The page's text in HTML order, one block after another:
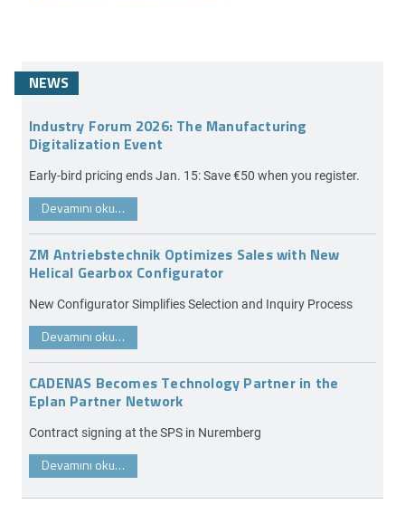
NEWS
Industry Forum 2026: The Manufacturing
Digitalization Event
Early-bird pricing ends Jan. 15: Save €50 when you register.
Devamını oku…
ZM Antriebstechnik Optimizes Sales with New
Helical Gearbox Configurator
New Configurator Simplifies Selection and Inquiry Process
Devamını oku…
CADENAS Becomes Technology Partner in the
Eplan Partner Network
Contract signing at the SPS in Nuremberg
Devamını oku…